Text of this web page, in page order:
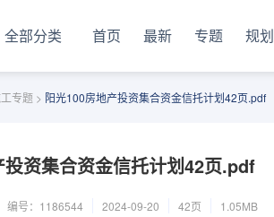
全部分类 首页 最新 专题 规划
专题 > 阳光100房地产投资集合资金信托计划42页.pdf
资集合资金信托计划42页.pdf
编号：1186544 2024-09-20 42页 1.05MB